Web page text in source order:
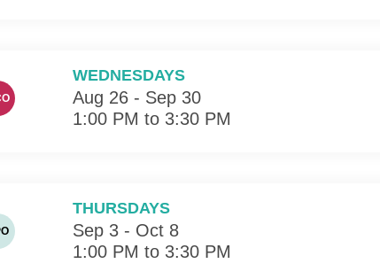
WEDNESDAYS
Aug 26 - Sep 30
1:00 PM to 3:30 PM
THURSDAYS
Sep 3 - Oct 8
1:00 PM to 3:30 PM